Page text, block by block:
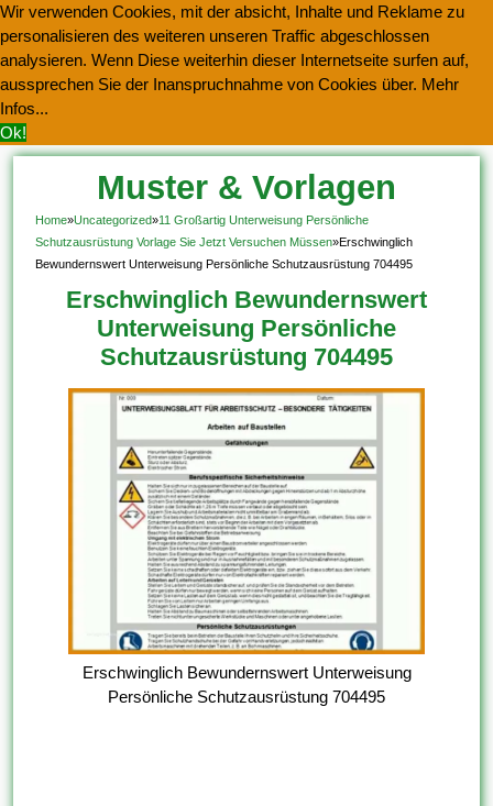
Wir verwenden Cookies, mit der absicht, Inhalte und Reklame zu
personalisieren des weiteren unseren Traffic abgeschlossen
analysieren. Wenn Diese weiterhin dieser Internetseite surfen auf,
aussprechen Sie der Inanspruchnahme von Cookies über. Mehr
Infos...
Ok!
Muster & Vorlagen
Kostenlos Herunterladen
Home»Uncategorized»11 Großartig Unterweisung Persönliche
Schutzausrüstung Vorlage Sie Jetzt Versuchen Müssen»Erschwinglich
Bewundernswert Unterweisung Persönliche Schutzausrüstung 704495
Erschwinglich Bewundernswert
Unterweisung Persönliche
Schutzausrüstung 704495
Erschwinglich Bewundernswert Unterweisung
Persönliche Schutzausrüstung 704495